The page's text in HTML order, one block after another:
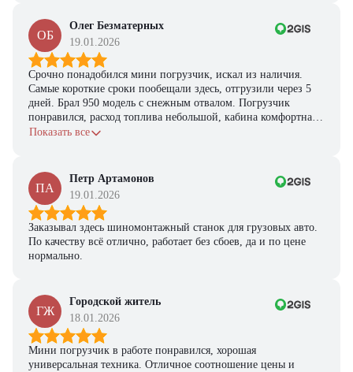
ОБ
Олег Безматерных
19.01.2026
Срочно понадобился мини погрузчик, искал из наличия.
Самые короткие сроки пообещали здесь, отгрузили через 5
дней. Брал 950 модель с снежным отвалом. Погрузчик
понравился, расход топлива небольшой, кабина комфортная,
с задачами справляется.
Показать все
ПА
Петр Артамонов
19.01.2026
Заказывал здесь шиномонтажный станок для грузовых авто.
По качеству всё отлично, работает без сбоев, да и по цене
нормально.
ГЖ
Городской житель
18.01.2026
Мини погрузчик в работе понравился, хорошая
универсальная техника. Отличное соотношение цены и